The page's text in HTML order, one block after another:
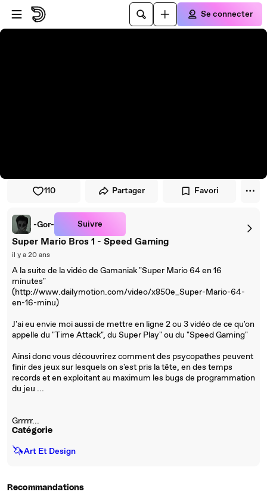
Passer au player
Passer au contenu principal
Se connecter
110 Partager Favori
-Gor- Suivre
Super Mario Bros 1 - Speed Gaming
il y a 20 ans
A la suite de la vidéo de Gamaniak "Super Mario 64 en 16
minutes"
(http://www.dailymotion.com/video/x850e_Super-Mario-64-
en-16-minu)
J'ai eu envie moi aussi de mettre en ligne 2 ou 3 vidéo de ce qu'on
appelle du "Time Attack", du Super Play" ou du "Speed Gaming"
Ainsi donc vous découvrirez comment des psycopathes peuvent
finir des jeux sur lesquels on s'est pris la tête, en des temps
records et en exploitant au maximum les bugs de programmation
du jeu ...
Grrrrr...
Catégorie
🦄Art Et Design
Recommandations